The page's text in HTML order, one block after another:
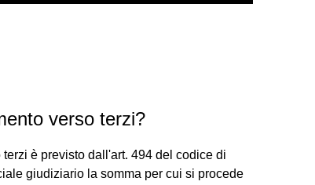
verso terzi?
è previsto dall'art. 494 del codice di
giudiziario la somma per cui si procede